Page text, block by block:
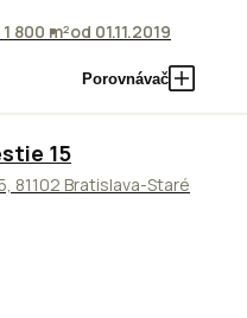
800 m²od 01.11.2019
Porovnávač
15
81102 Bratislava-Staré